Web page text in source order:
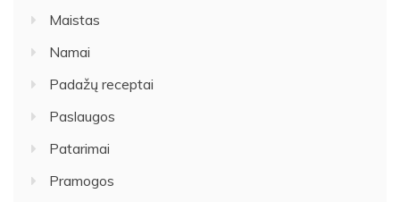
Maistas
Namai
Padažų receptai
Paslaugos
Patarimai
Pramogos